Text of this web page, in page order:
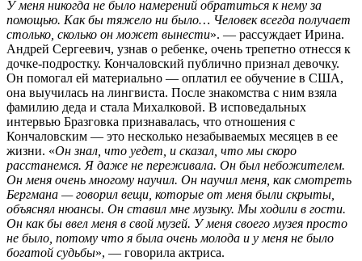
У меня никогда не было намерений обратиться к нему за
помощью. Как бы тяжело ни было… Человек всегда получает
столько, сколько он может вынести». — рассуждает Ирина.
Андрей Сергеевич, узнав о ребенке, очень трепетно отнесся к
дочке-подростку. Кончаловский публично признал девочку.
Он помогал ей материально — оплатил ее обучение в США,
она выучилась на лингвиста. После знакомства с ним взяла
фамилию деда и стала Михалковой. В исповедальных
интервью Бразговка признавалась, что отношения с
Кончаловским — это несколько незабываемых месяцев в ее
жизни. «Он знал, что уедет, и сказал, что мы скоро
расстанемся. Я даже не переживала. Он был небожителем.
Он меня очень многому научил. Он научил меня, как смотреть
Бергмана — говорил вещи, которые от меня были скрыты,
объяснял нюансы. Он ставил мне музыку. Мы ходили в гости.
Он как бы ввел меня в свой музей. У меня своего музея просто
не было, потому что я была очень молода и у меня не было
богатой судьбы», — говорила актриса.